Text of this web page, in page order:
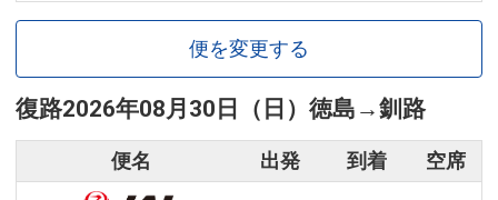
便を変更する
復路2026年08月30日（日） 徳島 →釧路
便名 出発 到着 空席